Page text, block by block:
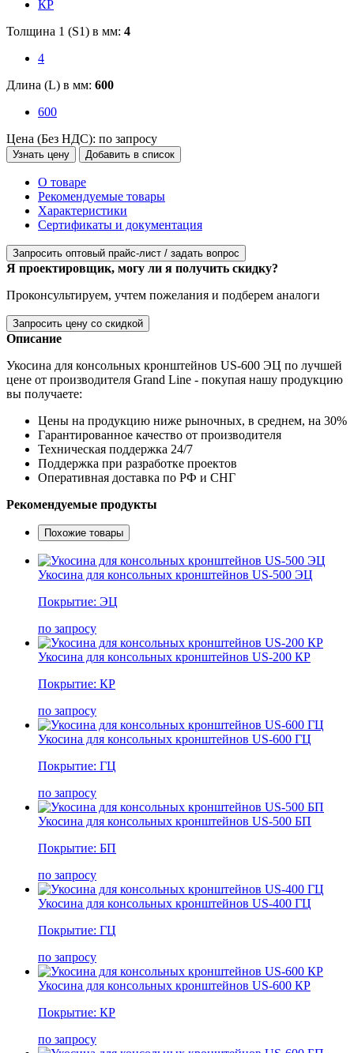
КР
Толщина 1 (S1) в мм: 4
4
Длина (L) в мм: 600
600
Цена (Без НДС): по запросу
Узнать цену Добавить в список
О товаре
Рекомендуемые товары
Характеристики
Сертификаты и документация
Запросить оптовый прайс-лист / задать вопрос
Я проектировщик, могу ли я получить скидку?
Проконсультируем, учтем пожелания и подберем аналоги
Запросить цену со скидкой
Описание
Укосина для консольных кронштейнов US-600 ЭЦ по лучшей
цене от производителя Grand Line - покупая нашу продукцию
вы получаете:
Цены на продукцию ниже рыночных, в среднем, на 30%
Гарантированное качество от производителя
Техническая поддержка 24/7
Поддержка при разработке проектов
Оперативная доставка по РФ и СНГ
Рекомендуемые продукты
Похожие товары
Укосина для консольных кронштейнов US-500 ЭЦ
Покрытие: ЭЦ
по запросу
Укосина для консольных кронштейнов US-200 КР
Покрытие: КР
по запросу
Укосина для консольных кронштейнов US-600 ГЦ
Покрытие: ГЦ
по запросу
Укосина для консольных кронштейнов US-500 БП
Покрытие: БП
по запросу
Укосина для консольных кронштейнов US-400 ГЦ
Покрытие: ГЦ
по запросу
Укосина для консольных кронштейнов US-600 КР
Покрытие: КР
по запросу